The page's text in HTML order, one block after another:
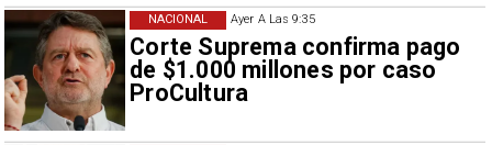
Ayer A Las 9:35
Corte Suprema confirma pago
de $1.000 millones por caso
ProCultura
NACIONAL